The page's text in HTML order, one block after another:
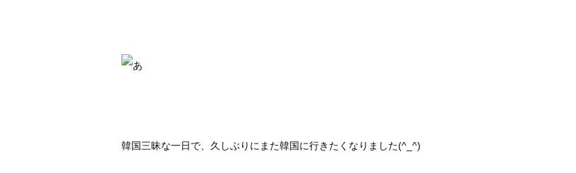
韓国三昧な一日で、久しぶりにまた韓国に行きたくなりました(^_^)